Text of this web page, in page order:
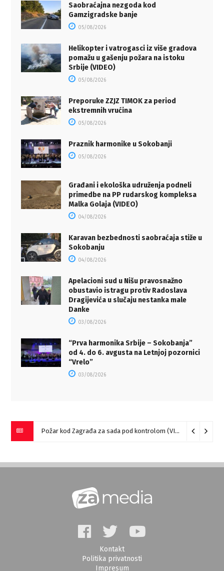
Saobraćajna nezgoda kod
Gamzigradske banje
05/08/2026
Helikopter i vatrogasci iz više gradova
pomažu u gašenju požara na istoku
Srbije (VIDEO)
05/08/2026
Preporuke ZZJZ TIMOK za period
ekstremnih vrućina
05/08/2026
Praznik harmonike u Sokobanji
05/08/2026
Građani i ekološka udruženja podneli
primedbe na PP rudarskog kompleksa
Malka Golaja (VIDEO)
04/08/2026
Karavan bezbednosti saobraćaja stiže u
Sokobanju
04/08/2026
Apelacioni sud u Nišu pravosnažno
obustavio istragu protiv Radoslava
Dragijevića u slučaju nestanka male
Danke
03/08/2026
“Prva harmonika Srbije – Sokobanja”
od 4. do 6. avgusta na Letnjoj pozornici
“Vrelo”
03/08/2026
Požar kod Zagrađa za sada pod kontrolom (VIDEO) 05/08/
Kontakt
Politika privatnosti
Impresum